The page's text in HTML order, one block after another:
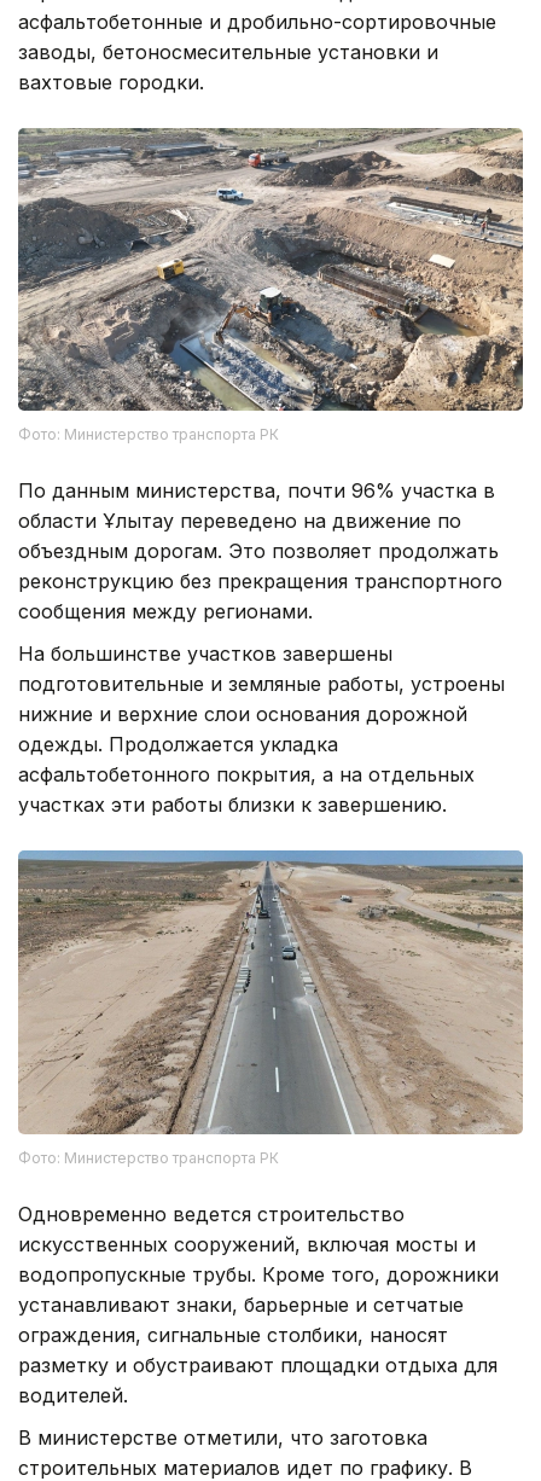
асфальтобетонные и дробильно-сортировочные
заводы, бетоносмесительные установки и
вахтовые городки.
Фото: Министерство транспорта РК
По данным министерства, почти 96% участка в
области Ұлытау переведено на движение по
объездным дорогам. Это позволяет продолжать
реконструкцию без прекращения транспортного
сообщения между регионами.
На большинстве участков завершены
подготовительные и земляные работы, устроены
нижние и верхние слои основания дорожной
одежды. Продолжается укладка
асфальтобетонного покрытия, а на отдельных
участках эти работы близки к завершению.
Фото: Министерство транспорта РК
Одновременно ведется строительство
искусственных сооружений, включая мосты и
водопропускные трубы. Кроме того, дорожники
устанавливают знаки, барьерные и сетчатые
ограждения, сигнальные столбики, наносят
разметку и обустраивают площадки отдыха для
водителей.
В министерстве отметили, что заготовка
строительных материалов идет по графику. В